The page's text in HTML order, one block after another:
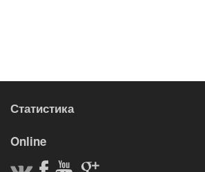
Статистика
Online